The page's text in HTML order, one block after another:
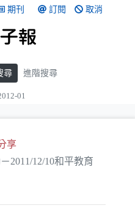
期刊 訂閱 取消
尋 進階搜尋
01
享
2011/12/10和平教育